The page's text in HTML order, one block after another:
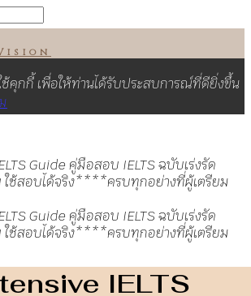
คุกกี้ เพื่อให้ท่านได้รับประสบการณ์ที่ดียิ่งขึ้น
IELTS